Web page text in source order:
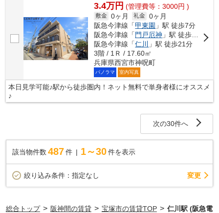
3.4万円 (管理費等：3000円 )
敷金 0ヶ月 礼金 0ヶ月
阪急今津線「甲東園 」駅 徒歩7分
阪急今津線「 門戸厄神 」駅 徒歩8分
阪急今津線「仁川
」駅 徒歩21分
3階 / 1Ｒ / 17.60㎡
兵庫県西宮市神呪町
パノラマ 室内写真
本日見学可能♪駅から徒歩圏内！ネット無料で単身者様にオススメ
♪
次の30件へ
該当物件数 487件 1～30 件を表示
絞り込み条件： 指定なし 変更
総合トップ > 阪神間の賃貸 > 宝塚市の賃貸TOP > 仁川駅 (阪急電